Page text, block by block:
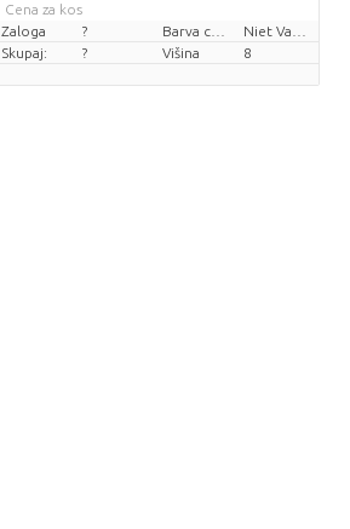
Cena za kos
Zaloga
?
Skupaj:
? Višina 8